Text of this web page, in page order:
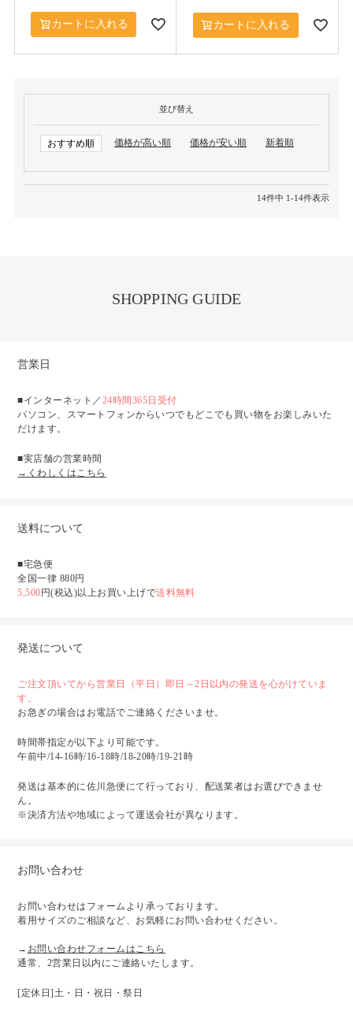
カートに入れる カートに入れる
並び替え
おすすめ順 価格が高い順 価格が安い順 新着順
14件中 1-14件表示
SHOPPING GUIDE
営業日
■インターネット／ 24時間365日受付
パソコン、スマートフォンからいつでもどこでも買い物をお楽しみいた
だけます。
■実店舗の営業時間
→くわしくはこちら
送料について
■宅急便
全国一律 880円
5,500 円(税込)以上お買い上げで送料無料
発送について
ご注文頂いてから営業日（平日）即日～2日以内の発送を心がけていま
す。
お急ぎの場合はお電話でご連絡くださいませ。
時間帯指定が以下より可能です。
午前中/14-16時/16-18時/18-20時/19-21時
発送は基本的に佐川急便にて行っており、配送業者はお選びできませ
ん。
※決済方法や地域によって運送会社が異なります。
お問い合わせ
お問い合わせはフォームより承っております。
着用サイズのご相談など、お気軽にお問い合わせください。
→ お問い合わせフォームはこちら
通常、2営業日以内にご連絡いたします。
[定休日]土・日・祝日・祭日